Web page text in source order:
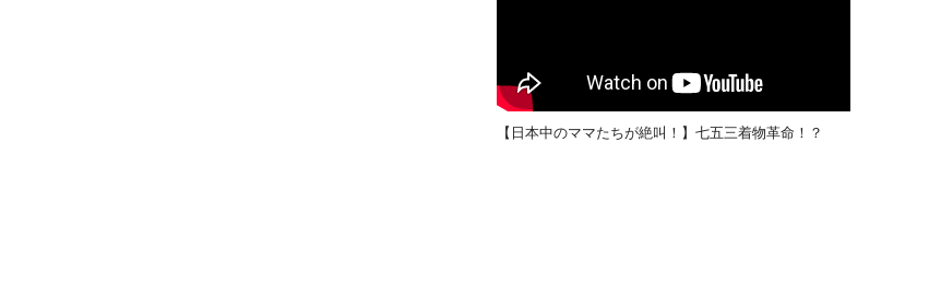
【日本中のママたちが絶叫！】七五三着物革命！？